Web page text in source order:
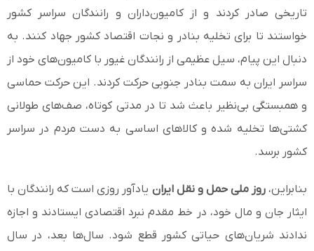
تاریخی صادر کردند و از کامیون‌داران و رانندگان سراسر کشور
خواستند تا برای تخلیه بنادر و نجات اقتصاد کشور جهاد کنند. به
دنبال این پیام، سیل عظیمی از رانندگان غیور با کامیون‌های خود از
سراسر ایران به سمت بنادر جنوبی حرکت کردند. این حرکت حماسی
و همبستگی بی‌نظیر باعث شد تا در مدتی کوتاه، صف‌های طولانی
کشتی‌ها تخلیه شده و کالاهای اساسی به دست مردم در سراسر
کشور برسد.
بنابراین،روز ملی حمل و نقل ایران یادآور روزی است که رانندگان با
ایثار جان و مال خود، در خط مقدم نبرد اقتصادی ایستادند و اجازه
ندادند شریان‌های حیاتی کشور قطع شود. سال‌ها بعد، در سال